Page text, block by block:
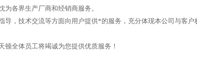
各界生产厂商和经销商服务。
导，技术交流等方面向用户提供*的服务，充分体现本公司与客
全体员工将竭诚为您提供优质服务！